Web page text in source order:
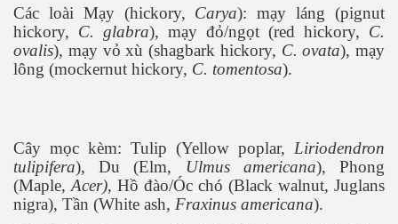
Các loài Mạy (hickory, Carya): mạy láng (pignut
hickory, C. glabra), mạy đỏ/ngọt (red hickory, C.
ovalis), mạy vỏ xù (shagbark hickory, C. ovata), mạy
lông (mockernut hickory, C. tomentosa).
Cây mọc kèm: Tulip (Yellow poplar, Liriodendron
tulipifera), Du (Elm, Ulmus americana), Phong
(Maple,Acer), Hồ đào/Óc chó (Black walnut, Juglans
nigra), Tần (White ash, Fraxinus americana).